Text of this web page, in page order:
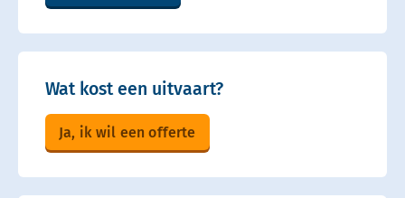
Wat kost een uitvaart?
Ja, ik wil een offerte